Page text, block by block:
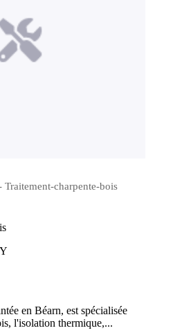
Traitement-charpente-bois
en Béarn, est spécialisée
l'isolation thermique,...